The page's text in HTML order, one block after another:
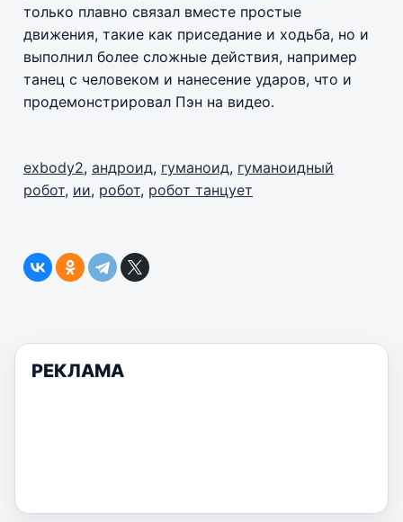
только плавно связал вместе простые
движения, такие как приседание и ходьба, но и
выполнил более сложные действия, например
танец с человеком и нанесение ударов, что и
продемонстрировал Пэн на видео.
exbody2, андроид, гуманоид, гуманоидный
робот, ии, робот, робот танцует
РЕКЛАМА